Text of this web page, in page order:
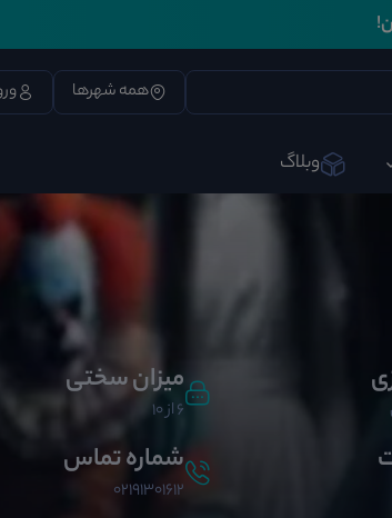
همه شهرها
وبلاگ
میزان سختی
6 از 10
شماره تماس
02191301612